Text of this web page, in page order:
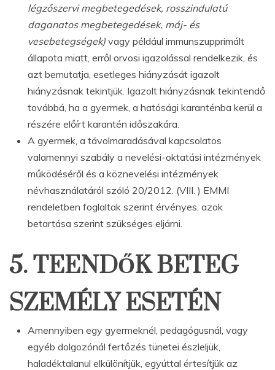
légzőszervi megbetegedések, rosszindulatú
daganatos megbetegedések, máj- és
vesebetegségek) vagy például immunszupprimált
állapota miatt, erről orvosi igazolással rendelkezik, és
azt bemutatja, esetleges hiányzását igazolt
hiányzásnak tekintjük. Igazolt hiányzásnak tekintendő
továbbá, ha a gyermek, a hatósági karanténba kerül a
részére előírt karantén időszakára.
A gyermek, a távolmaradásával kapcsolatos
valamennyi szabály a nevelési-oktatási intézmények
működéséről és a köznevelési intézmények
névhasználatáról szóló 20/2012. (VIII. ) EMMI
rendeletben foglaltak szerint érvényes, azok
betartása szerint szükséges eljárni.
5. TEENDŐK BETEG
SZEMÉLY ESETÉN
Amennyiben egy gyermeknél, pedagógusnál, vagy
egyéb dolgozónál fertőzés tünetei észleljük,
haladéktalanul elkülönítjük, egyúttal értesítjük az